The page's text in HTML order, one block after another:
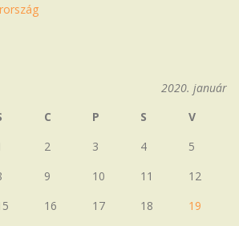
2020. január
C P S
V
2 3 4
5
9 10 11
12
16 17 18
19